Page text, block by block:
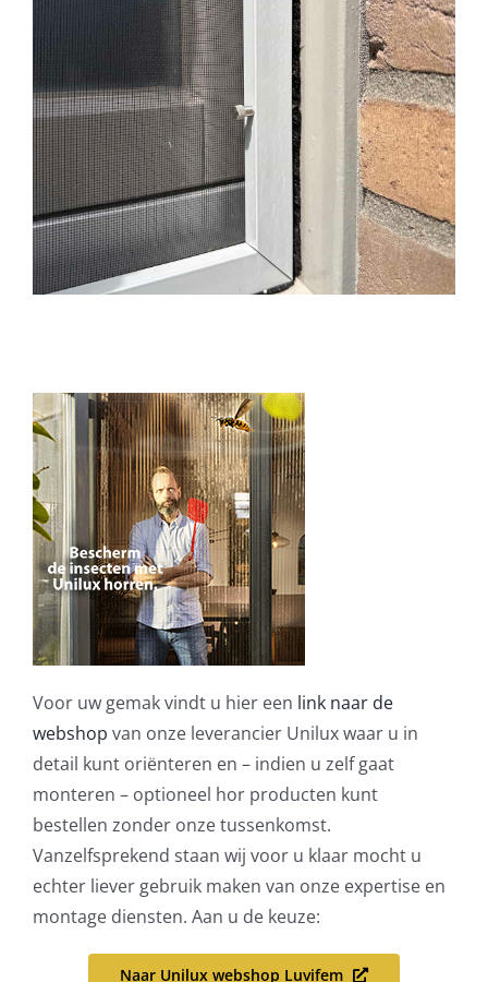
Voor uw gemak vindt u hier een link naar de
webshop van onze leverancier Unilux waar u in
detail kunt oriënteren en – indien u zelf gaat
monteren – optioneel hor producten kunt
bestellen zonder onze tussenkomst.
Vanzelfsprekend staan wij voor u klaar mocht u
echter liever gebruik maken van onze expertise en
montage diensten. Aan u de keuze:
Naar Unilux webshop Luvifem